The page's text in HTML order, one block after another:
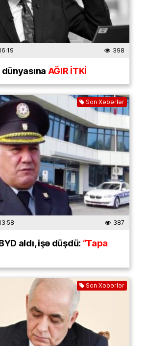
398
AĞIR İTKİ
Son Xəbərlər
387
aldı, işə düşdü: “Tapa
Son Xəbərlər